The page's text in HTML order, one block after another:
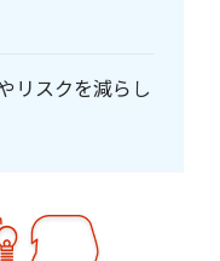
リスクを減らし